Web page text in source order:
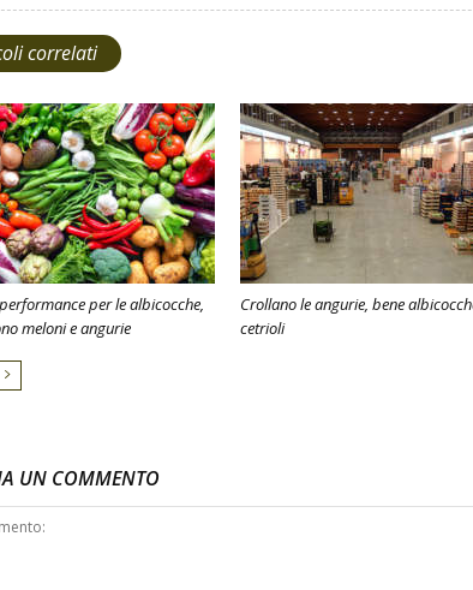
correlati
per le albicocche,
meloni e angurie
Crollano le angurie, bene
cetrioli
UN COMMENTO